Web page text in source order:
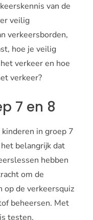
van de
veilig
verkeersborden,
hoe je veilig
verkeer en hoe
verkeer?
7 en 8
in groep 7
belangrijk dat
hebben
om de
op de verkeersquiz
beheersen. Met
testen.